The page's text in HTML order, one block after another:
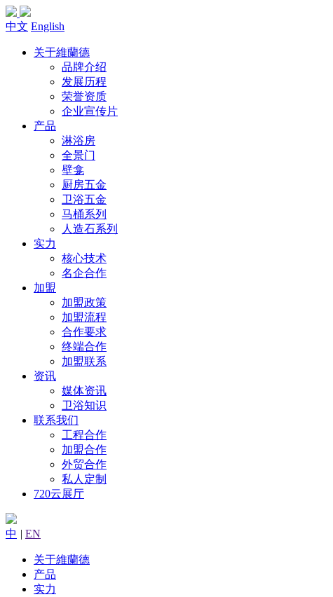
中文 English
关于維蘭德
品牌介绍
发展历程
荣誉资质
企业宣传片
产品
淋浴房
全景门
壁龛
厨房五金
卫浴五金
马桶系列
人造石系列
实力
核心技术
名企合作
加盟
加盟政策
加盟流程
合作要求
终端合作
加盟联系
资讯
媒体资讯
卫浴知识
联系我们
工程合作
加盟合作
外贸合作
私人定制
720云展厅
中 | EN
关于維蘭德
产品
实力